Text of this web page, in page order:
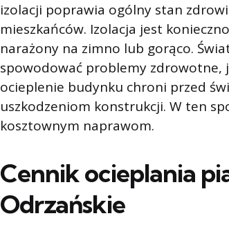
izolacji poprawia ogólny stan
mieszkańców. Izolacja jest
narażony na zimno lub gorąco.
spowodować problemy zdrowotne,
ocieplenie budynku chroni przed
uszkodzeniom konstrukcji. W ten
kosztownym naprawom.
Cennik ocieplania
Odrzańskie